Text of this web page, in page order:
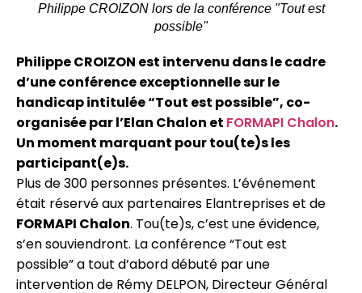
Philippe CROIZON lors de la conférence "Tout est
possible"
Philippe CROIZON est intervenu dans le cadre
d’une conférence exceptionnelle sur le
handicap intitulée “Tout est possible”, co-
organisée par l’Elan Chalon et FORMAPI Chalon.
Un moment marquant pour tou(te)s les
participant(e)s.
Plus de 300 personnes présentes. L’événement
était réservé aux partenaires Elantreprises et de
FORMAPI Chalon. Tou(te)s, c’est une évidence,
s’en souviendront. La conférence “Tout est
possible” a tout d’abord débuté par une
intervention de Rémy DELPON, Directeur Général